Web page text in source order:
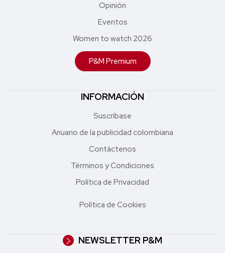
Opinión
Eventos
Women to watch 2026
P&M Premium
INFORMACIÓN
Suscríbase
Anuario de la publicidad colombiana
Contáctenos
Términos y Condiciones
Política de Privacidad
Política de Cookies
NEWSLETTER P&M